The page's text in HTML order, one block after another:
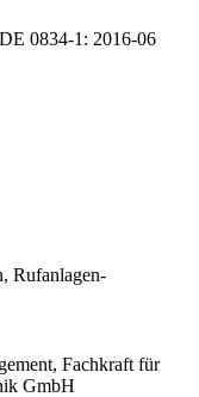
0834-1: 2016-06
Rufanlagen-
Fachkraft für
GmbH